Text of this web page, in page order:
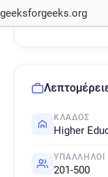
ΚΛΆΔΟΣ
Higher
ΥΠΆΛΛΗΛΟΙ
201-500